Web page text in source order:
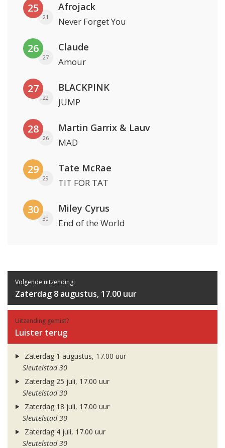
25
21
Afrojack
Never Forget You
26
27
Claude
Amour
27
22
BLACKPINK
JUMP
28
26
Martin Garrix & Lauv
MAD
29
29
Tate McRae
TIT FOR TAT
30
30
Miley Cyrus
End of the World
Volgende uitzending:
Zaterdag 8 augustus, 17.00 uur
Uitzending gemist?
Luister terug
Zaterdag 1 augustus, 17.00 uur
Sleutelstad 30
Zaterdag 25 juli, 17.00 uur
Sleutelstad 30
Zaterdag 18 juli, 17.00 uur
Sleutelstad 30
Zaterdag 4 juli, 17.00 uur
Sleutelstad 30